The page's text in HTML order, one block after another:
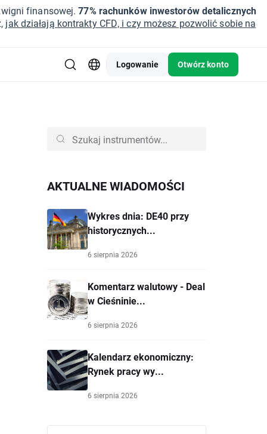
finansowej.77% rachunków inwestorów detalicznych
jak działają kontrakty CFD, i czy możesz pozwolić sobie na
Logowanie Otwórz konto
AKTUALNE WIADOMOŚCI
Wykres dnia: DE40 przy
historycznych...
6 sierpnia 2026
Komentarz walutowy - Deal
w Cieśninie...
6 sierpnia 2026
Kalendarz ekonomiczny:
Rynek pracy wy...
6 sierpnia 2026